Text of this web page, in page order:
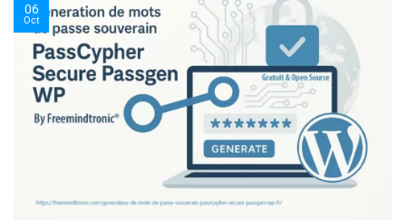
06
Oct